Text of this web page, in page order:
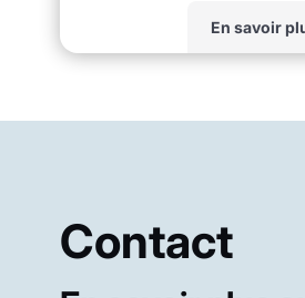
En savoir
Contact